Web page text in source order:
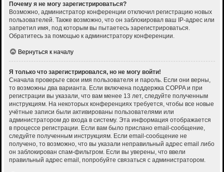
Почему я не могу зарегистрироваться?
Возможно, администратор конференции отключил регистрацию новых
пользователей. Также возможно, что он заблокировал ваш IP-адрес или
запретил имя, под которым вы пытаетесь зарегистрироваться.
Обратитесь за помощью к администратору конференции.
Вернуться к началу
Я только что зарегистрировался, но не могу войти!
Сначала проверьте свои имя пользователя и пароль. Если они верны,
то возможны два варианта. Если включена поддержка COPPA и при
регистрации вы указали, что вам менее 13 лет, следуйте полученным
инструкциям. На некоторых конференциях требуется, чтобы все новые
учётные записи были активированы пользователями или
администратором до входа в систему. Эта информация отображается
в процессе регистрации. Если вам было прислано email-сообщение,
следуйте полученным инструкциям. Если email-сообщение не
получено, то возможно, что вы указали неправильный адрес email либо
он заблокирован спам-фильтром. Если вы уверены, что ввели
правильный адрес email, попробуйте связаться с администратором.